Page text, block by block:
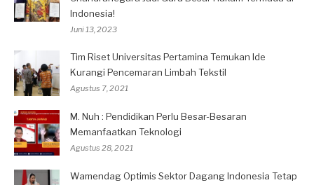
Indonesia!
Juni 13, 2023
Tim Riset Universitas Pertamina Temukan Ide
Kurangi Pencemaran Limbah Tekstil
Agustus 7, 2021
M. Nuh : Pendidikan Perlu Besar-Besaran
Memanfaatkan Teknologi
Agustus 28, 2021
Wamendag Optimis Sektor Dagang Indonesia Tetap